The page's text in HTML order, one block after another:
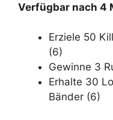
Verfügbar nach 4
Erziele 50
(6)
Gewinne 3
Erhalte 30
Bänder (6)